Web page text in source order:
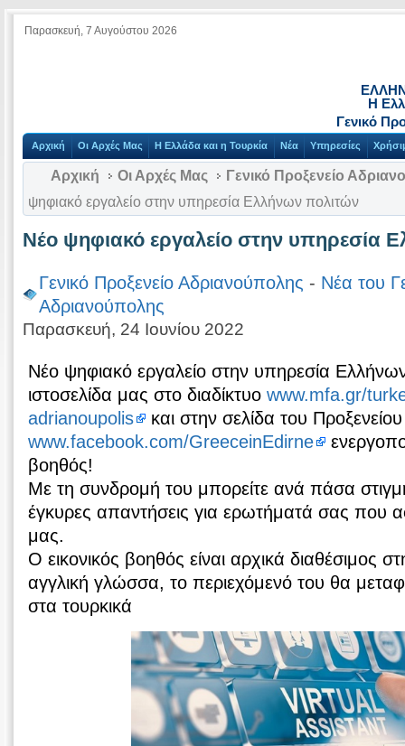
Παρασκευή, 7 Αυγούστου 2026
Η
Γενικό
Αρχική Οι Αρχές Μας Η Ελλάδα και η Τουρκία Νέα Υπηρεσίες
Αρχική Οι Αρχές Μας
Γενικό Προξενείο
ψηφιακό εργαλείο στην υπηρεσία Ελλήνων πολιτών
Νέο ψηφιακό εργαλείο στην υπηρεσία
Γενικό Προξενείο Αδριανούπολης - Νέα του
Αδριανούπολης
Παρασκευή, 24 Ιουνίου 2022
Νέο ψηφιακό εργαλείο στην υπηρεσία
ιστοσελίδα μας στο διαδίκτυοwww.mfa.gr/
adrianoupolis
και στην σελίδα του
www.facebook.com/GreeceinEdirne
βοηθός!
Με τη συνδρομή του μπορείτε ανά πάσα
έγκυρες απαντήσεις για ερωτήματά σας που
μας.
Ο εικονικός βοηθός είναι αρχικά διαθέσιμος
αγγλική γλώσσα, το περιεχόμενό του θα
στα τουρκικά